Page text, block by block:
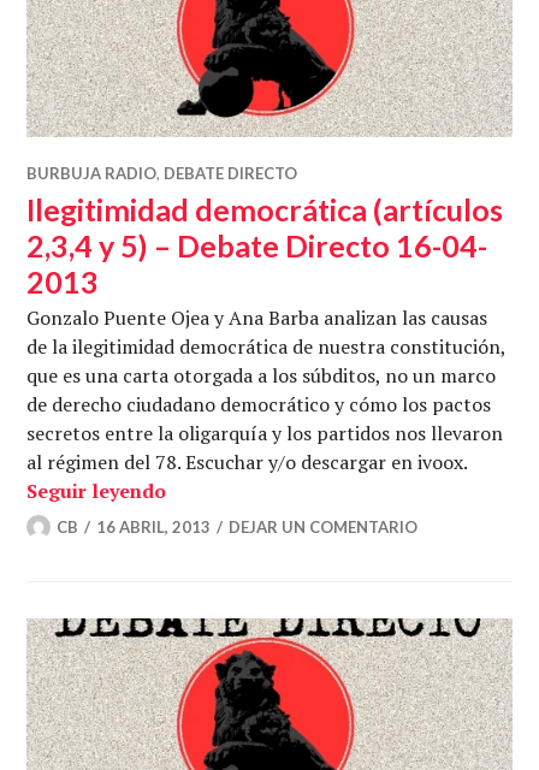
BURBUJA RADIO, DEBATE DIRECTO
Ilegitimidad democrática (artículos
2,3,4 y 5) – Debate Directo 16-04-
2013
Gonzalo Puente Ojea y Ana Barba analizan las causas
de la ilegitimidad democrática de nuestra constitución,
que es una carta otorgada a los súbditos, no un marco
de derecho ciudadano democrático y cómo los pactos
secretos entre la oligarquía y los partidos nos llevaron
al régimen del 78. Escuchar y/o descargar en ivoox.
Seguir leyendoIlegitimidad democrática (artículos
CB 16 ABRIL, 2013 DEJAR UN COMENTARIO